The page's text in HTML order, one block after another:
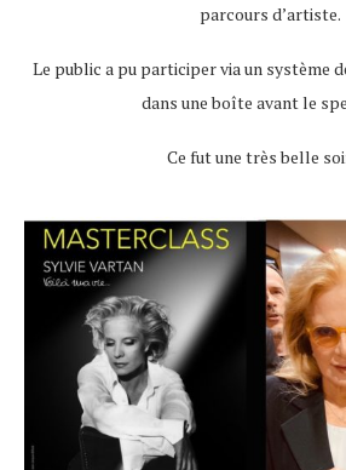
parcours d’artiste.
Le public a pu participer via un système
dans une boîte avant le
Ce fut une très belle